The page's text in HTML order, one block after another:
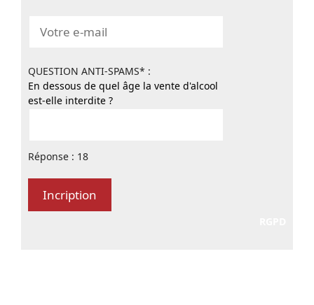
QUESTION ANTI-SPAMS* :
En dessous de quel âge la vente d'alcool
est-elle interdite ?
Réponse : 18